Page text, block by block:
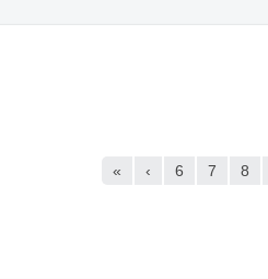
« ‹ 6 7 8